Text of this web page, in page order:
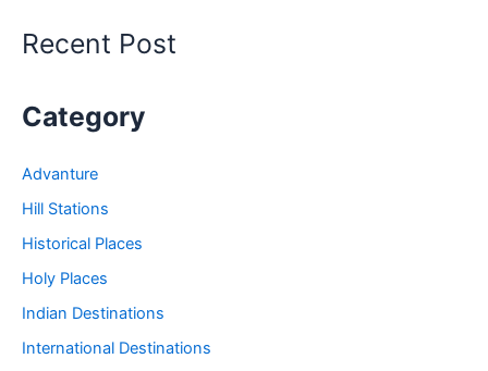
Recent Post
Category
Advanture
Hill Stations
Historical Places
Holy Places
Indian Destinations
International Destinations